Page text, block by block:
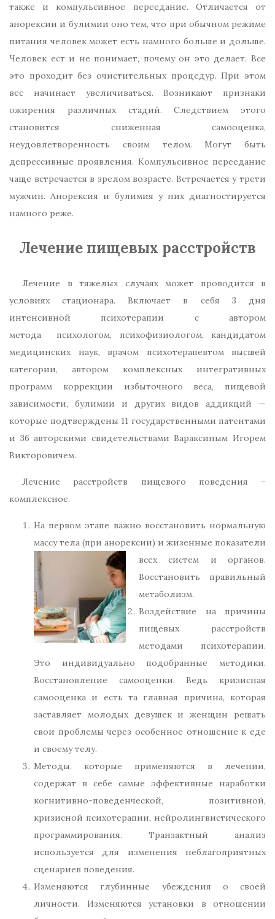
также и компульсивное переедание. Отличается от
анорексии и булимии оно тем, что при обычном режиме
питания человек может есть намного больше и дольше.
Человек ест и не понимает, почему он это делает. Все
это проходит без очистительных процедур. При этом
вес начинает увеличиваться. Возникают признаки
ожирения различных стадий. Следствием этого
становится сниженная самооценка,
неудовлетворенность своим телом. Могут быть
депрессивные проявления. Компульсивное переедание
чаще встречается в зрелом возрасте. Встречается у трети
мужчин. Анорексия и булимия у них диагностируется
намного реже.
Лечение пищевых расстройств
Лечение в тяжелых случаях может проводится в
условиях стационара. Включает в себя 3 дня
интенсивной психотерапии с автором
метода психологом, психофизиологом, кандидатом
медицинских наук, врачом психотерапевтом высшей
категории, автором комплексных интегративных
программ коррекции избыточного веса, пищевой
зависимости, булимии и других видов аддикций —
которые подтверждены 11 государственными патентами
и 36 авторскими свидетельствами Вараксиным Игорем
Викторовичем.
Лечение расстройств пищевого поведения –
комплексное.
На первом этапе важно восстановить нормальную
массу тела (при анорексии) и жизенные показатели
всех систем и органов.
Восстановить правильный
метаболизм.
Воздействие на причины
пищевых расстройств
методами психотерапии.
Это индивидуально подобранные методики.
Восстановление самооценки. Ведь кризисная
самооценка и есть та главная причина, которая
заставляет молодых девушек и женщин решать
свои проблемы через особенное отношение к еде
и своему телу.
Методы, которые применяются в лечении,
содержат в себе самые эффективные наработки
когнитивно-поведенческой, позитивной,
кризисной психотерапии, нейролингвистического
программирования. Транзактный анализ
используется для изменения неблагоприятных
сценариев поведения.
Изменяются глубинные убеждения о своей
личности. Изменяются установки в отношении